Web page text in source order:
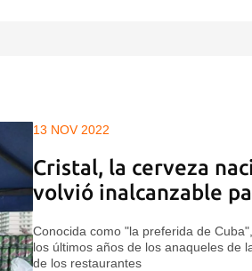
13 NOV 2022
Cristal, la cerveza
volvió inalcanzable
Conocida como "la preferida de
los últimos años de los anaqueles de
de los restaurantes